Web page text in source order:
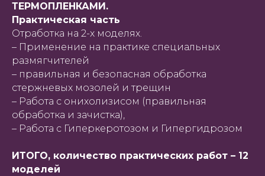
ТЕРМОПЛЕНКАМИ.
Практическая часть
Отработка на 2-х моделях.
– Применение на практике специальных
размягчителей
– правильная и безопасная обработка
стержневых мозолей и трещин
– Работа с онихолизисом (правильная
обработка и зачистка),
– Работа с Гиперкеротозом и Гипергидрозом
ИТОГО, количество практических работ – 12
моделей